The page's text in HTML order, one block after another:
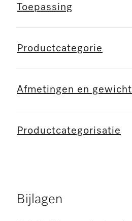
Toepassing
Productcategorie
Afmetingen en gewicht
Productcategorisatie
Bijlagen